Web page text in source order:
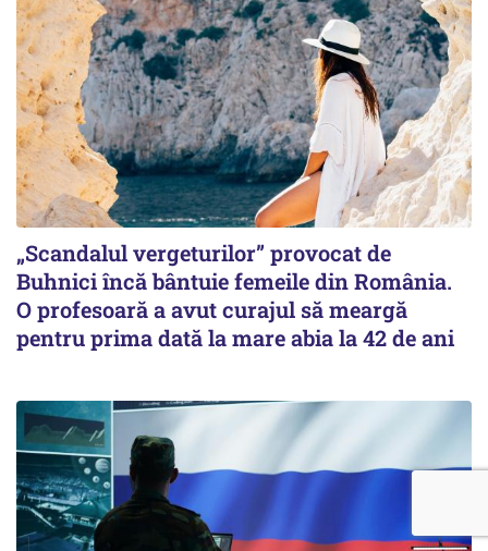
„Scandalul vergeturilor” provocat de
Buhnici încă bântuie femeile din România.
O profesoară a avut curajul să meargă
pentru prima dată la mare abia la 42 de ani